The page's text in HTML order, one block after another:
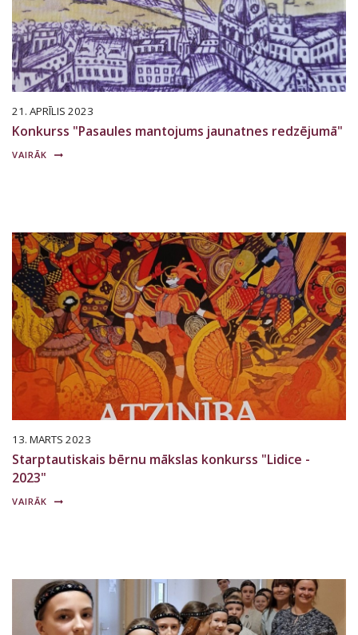
21. APRĪLIS 2023
Konkurss "Pasaules mantojums jaunatnes redzējumā"
VAIRĀK
13. MARTS 2023
Starptautiskais bērnu mākslas konkurss "Lidice -
2023"
VAIRĀK